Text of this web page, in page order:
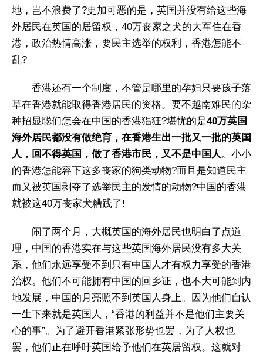
地，岂不浪费了?更加可恶的是，英国并没有给这些海
外居民在英国的居留权，40万丧家之犬的大军住在香
港，政治热情高涨，要民主选举的权利，香港怎能不
乱?
香港还有一个制度，不管是哪里的孕妇只要孩子落
草在香港就能取得香港居民的资格。要不越南难民的杂
种招显聪们怎会在中国的香港猖狂?堪忧的是40万英国
海外居民都没有做绝育，在香港生出一批又一批的英国
人，回不得英国，做了香港市民，又不是中国人。小小
的香港怎能容下这多丧家的狗类动物?而且是知道民主
而又被英国剥夺了选举民主的发情的动物?中国的香港
就被这40万丧家犬糟践了!
闹了两个月，大概英国的海外居民也明白了点道
理，中国的香港实在与这些英国海外居民没有多大关
系，他们永远享受不到只有中国人才有权力享受的香港
治权。他们不可能拥有中国的回乡证，也不大可能到内
地发展，中国的月亮照不到英国人身上。因为他们自认
一生下来就是英国人，“香港的利益并不是他们主要关
心的事”。为了避开香港紧张形势也罢，为了人权也
罢，他们正在呼吁英国给予他们在英居留权。这就对